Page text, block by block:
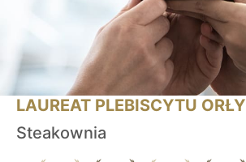
LAUREAT PLEBISCYTU ORŁY
Steakownia